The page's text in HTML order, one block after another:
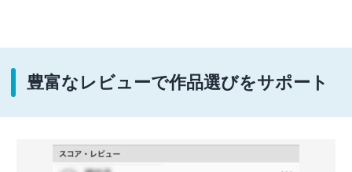
豊富なレビューで作品選びをサポート